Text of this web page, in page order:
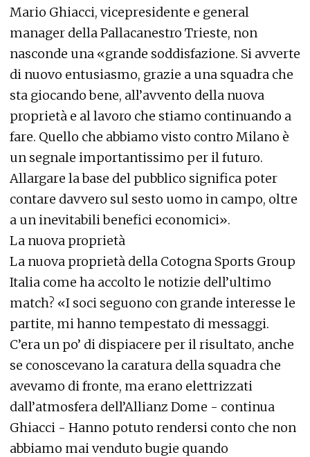
Mario Ghiacci, vicepresidente e general
manager della Pallacanestro Trieste, non
nasconde una «grande soddisfazione. Si avverte
di nuovo entusiasmo, grazie a una squadra che
sta giocando bene, all’avvento della nuova
proprietà e al lavoro che stiamo continuando a
fare. Quello che abbiamo visto contro Milano è
un segnale importantissimo per il futuro.
Allargare la base del pubblico significa poter
contare davvero sul sesto uomo in campo, oltre
a un inevitabili benefici economici».
La nuova proprietà
La nuova proprietà della Cotogna Sports Group
Italia come ha accolto le notizie dell’ultimo
match? «I soci seguono con grande interesse le
partite, mi hanno tempestato di messaggi.
C’era un po’ di dispiacere per il risultato, anche
se conoscevano la caratura della squadra che
avevamo di fronte, ma erano elettrizzati
dall’atmosfera dell’Allianz Dome - continua
Ghiacci - Hanno potuto rendersi conto che non
abbiamo mai venduto bugie quando